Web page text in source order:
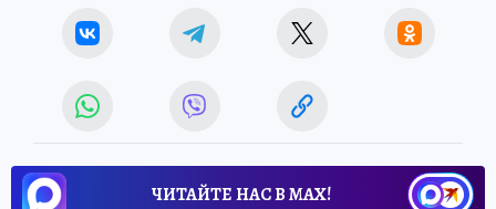
ЧИТАЙТЕ НАС В МАХ!